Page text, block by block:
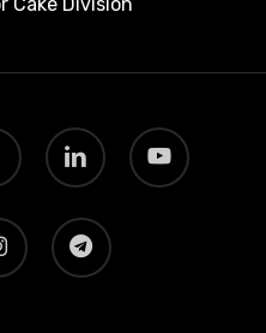
linkedin youtube
telegram